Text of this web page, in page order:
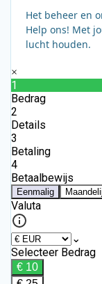
Het beheer en
Help ons! Met
lucht houden.